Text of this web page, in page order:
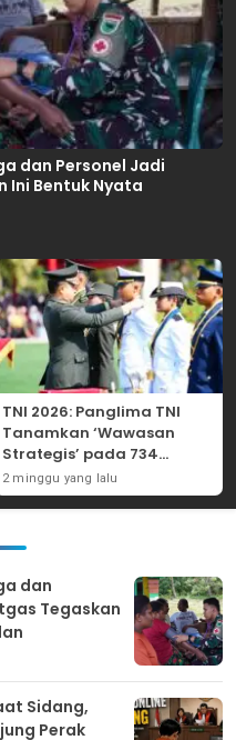
dan Personel Jadi
Ini Bentuk Nyata
TNI 2026: Panglima TNI
Tanamkan ‘Wawasan
Strategis’ pada 734
Perwira Baru, Tekankan
Netralitas dan Integritas
2 minggu yang lalu
dan
Tegaskan
Sidang,
Perak